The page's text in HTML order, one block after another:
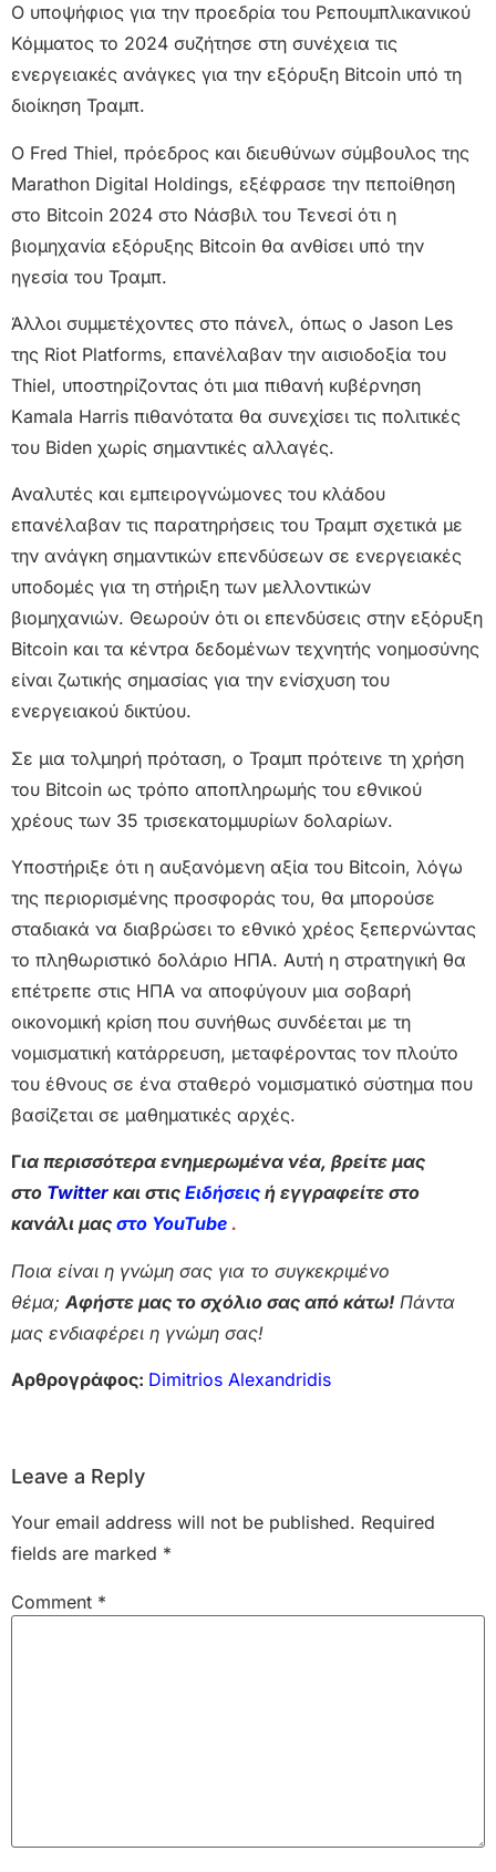
Ο υποψήφιος για την προεδρία του Ρεπουμπλικανικού
Κόμματος το 2024 συζήτησε στη συνέχεια τις
ενεργειακές ανάγκες για την εξόρυξη Bitcoin υπό τη
διοίκηση Τραμπ.
Ο Fred Thiel, πρόεδρος και διευθύνων σύμβουλος της
Marathon Digital Holdings, εξέφρασε την πεποίθηση
στο Bitcoin 2024 στο Νάσβιλ του Τενεσί ότι η
βιομηχανία εξόρυξης Bitcoin θα ανθίσει υπό την
ηγεσία του Τραμπ.
Άλλοι συμμετέχοντες στο πάνελ, όπως ο Jason Les
της Riot Platforms, επανέλαβαν την αισιοδοξία του
Thiel, υποστηρίζοντας ότι μια πιθανή κυβέρνηση
Kamala Harris πιθανότατα θα συνεχίσει τις πολιτικές
του Biden χωρίς σημαντικές αλλαγές.
Αναλυτές και εμπειρογνώμονες του κλάδου
επανέλαβαν τις παρατηρήσεις του Τραμπ σχετικά με
την ανάγκη σημαντικών επενδύσεων σε ενεργειακές
υποδομές για τη στήριξη των μελλοντικών
βιομηχανιών. Θεωρούν ότι οι επενδύσεις στην εξόρυξη
Bitcoin και τα κέντρα δεδομένων τεχνητής νοημοσύνης
είναι ζωτικής σημασίας για την ενίσχυση του
ενεργειακού δικτύου.
Σε μια τολμηρή πρόταση, ο Τραμπ πρότεινε τη χρήση
του Bitcoin ως τρόπο αποπληρωμής του εθνικού
χρέους των 35 τρισεκατομμυρίων δολαρίων.
Υποστήριξε ότι η αυξανόμενη αξία του Bitcoin, λόγω
της περιορισμένης προσφοράς του, θα μπορούσε
σταδιακά να διαβρώσει το εθνικό χρέος ξεπερνώντας
το πληθωριστικό δολάριο ΗΠΑ. Αυτή η στρατηγική θα
επέτρεπε στις ΗΠΑ να αποφύγουν μια σοβαρή
οικονομική κρίση που συνήθως συνδέεται με τη
νομισματική κατάρρευση, μεταφέροντας τον πλούτο
του έθνους σε ένα σταθερό νομισματικό σύστημα που
βασίζεται σε μαθηματικές αρχές.
Για περισσότερα ενημερωμένα νέα, βρείτε μας
στο Twitter και στις Ειδήσεις ή εγγραφείτε στο
κανάλι μας στο YouTube .
Ποια είναι η γνώμη σας για το συγκεκριμένο
θέμα; Αφήστε μας το σχόλιο σας από κάτω! Πάντα
μας ενδιαφέρει η γνώμη σας!
Αρθρογράφος: Dimitrios Alexandridis
Leave a Reply
Your email address will not be published. Required
fields are marked *
Comment *